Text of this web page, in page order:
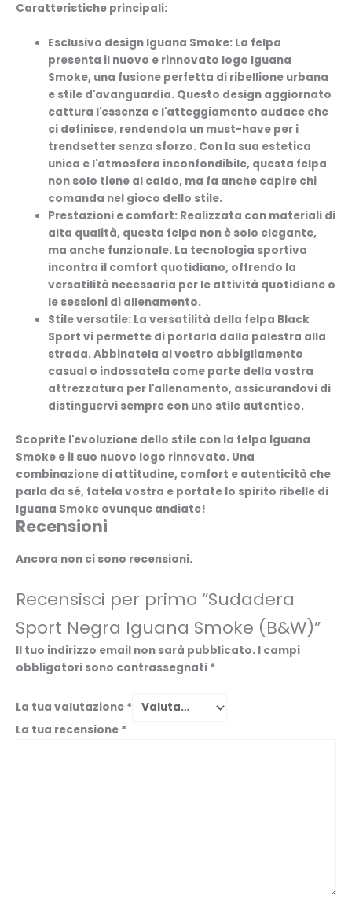
Caratteristiche principali:
Esclusivo design Iguana Smoke: La felpa
presenta il nuovo e rinnovato logo Iguana
Smoke, una fusione perfetta di ribellione urbana
e stile d'avanguardia. Questo design aggiornato
cattura l'essenza e l'atteggiamento audace che
ci definisce, rendendola un must-have per i
trendsetter senza sforzo. Con la sua estetica
unica e l'atmosfera inconfondibile, questa felpa
non solo tiene al caldo, ma fa anche capire chi
comanda nel gioco dello stile.
Prestazioni e comfort: Realizzata con materiali di
alta qualità, questa felpa non è solo elegante,
ma anche funzionale. La tecnologia sportiva
incontra il comfort quotidiano, offrendo la
versatilità necessaria per le attività quotidiane o
le sessioni di allenamento.
Stile versatile: La versatilità della felpa Black
Sport vi permette di portarla dalla palestra alla
strada. Abbinatela al vostro abbigliamento
casual o indossatela come parte della vostra
attrezzatura per l'allenamento, assicurandovi di
distinguervi sempre con uno stile autentico.
Scoprite l'evoluzione dello stile con la felpa Iguana
Smoke e il suo nuovo logo rinnovato. Una
combinazione di attitudine, comfort e autenticità che
parla da sé, fatela vostra e portate lo spirito ribelle di
Iguana Smoke ovunque andiate!
Recensioni
Ancora non ci sono recensioni.
Recensisci per primo “Sudadera
Sport Negra Iguana Smoke (B&W)”
Il tuo indirizzo email non sarà pubblicato. I campi
obbligatori sono contrassegnati *
La tua valutazione *
La tua recensione *